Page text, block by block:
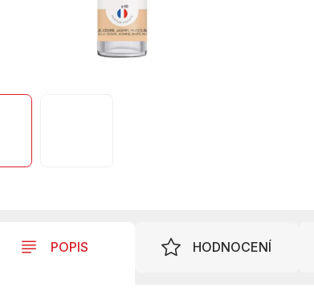
POPIS HODNOCENÍ